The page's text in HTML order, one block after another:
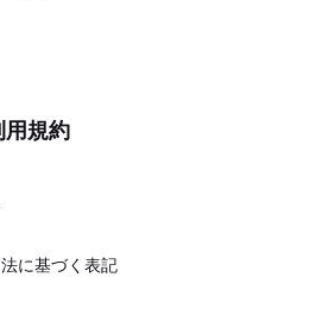
用規約
に基づく表記